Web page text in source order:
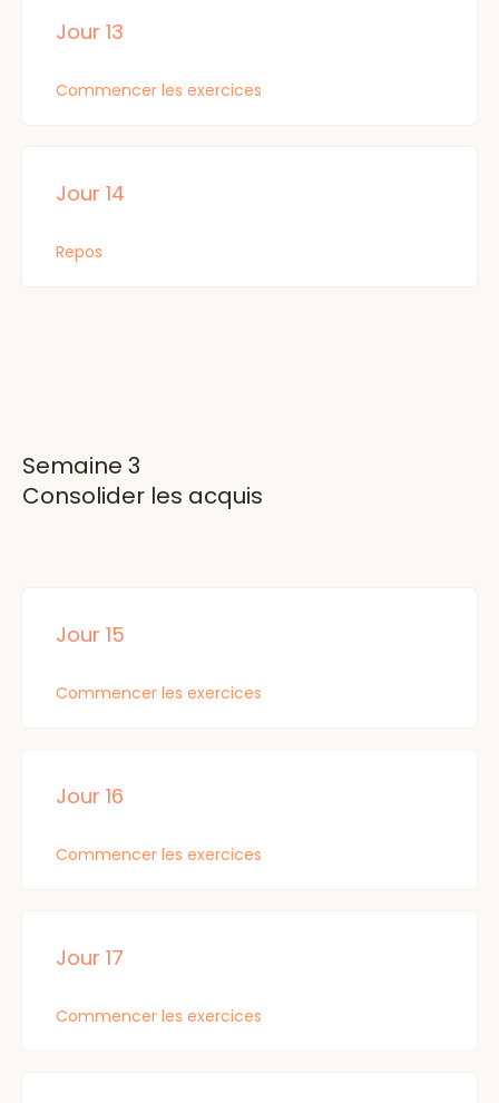
Jour 13
Commencer les exercices
Jour 14
Repos
Semaine 3
Consolider les acquis
Jour 15
Commencer les exercices
Jour 16
Commencer les exercices
Jour 17
Commencer les exercices
Face Gym